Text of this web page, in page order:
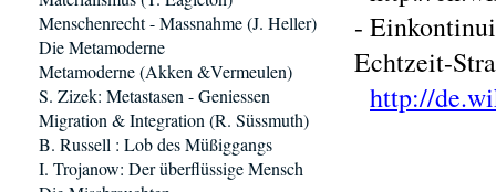
-
Echtzeit-
http://
Menschenrecht - Massnahme (J. Heller)
Die Metamoderne
Metamoderne (Akken &Vermeulen)
S. Zizek: Metastasen - Geniessen
Migration & Integration (R. Süssmuth)
B. Russell : Lob des Müßiggangs
I. Trojanow: Der überflüssige Mensch